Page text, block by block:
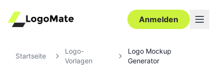
Anmelden
Startseite
Logo-
Vorlagen
Logo Mockup
Generator